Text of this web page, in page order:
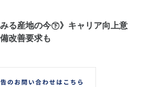
る産地の今㊦》キャリア向上意
改善要求も